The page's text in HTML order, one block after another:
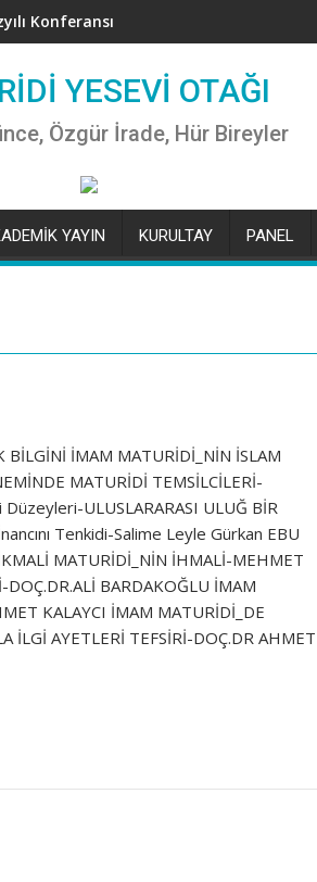
Konferansı
YESEVİ OTAĞI
Özgür İrade, Hür Bireyler
YAYIN KURULTAY PANEL
BİLGİNİ İMAM MATURİDİ_NİN İSLAM
MATURİDİ TEMSİLCİLERİ-
ULUSLARARASI ULUĞ BİR
Tenkidi-Salime Leyle Gürkan EBU
MATURİDİ_NİN İHMALİ-MEHMET
BARDAKOĞLU İMAM
KALAYCI İMAM MATURİDİ_DE
İLGİ AYETLERİ TEFSİRİ-DOÇ.DR AHMET